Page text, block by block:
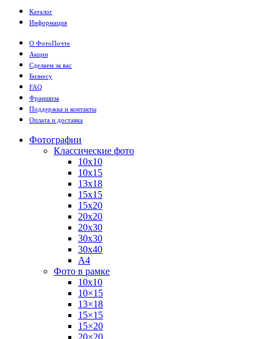
Каталог
Информация
О ФотоПочте
Акции
Сделаем за вас
Бизнесу
FAQ
Франшиза
Поддержка и контакты
Оплата и доставка
Фотографии
Классические фото
10х10
10х15
13х18
15х15
15х20
20х20
20х30
30х30
30х40
А4
Фото в рамке
10х10
10×15
13×18
15×15
15×20
20×20